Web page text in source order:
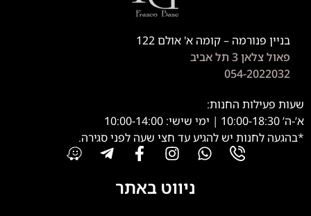
בניין פנורמה – קומה א' אולם 122
פאול צלאן 3 תל אביב
054-2022032
שעות פעילות החנות:
א’-ה’ 10:00-18:30 | ימי שישי: 10:00-14:00
*בהגעה לחנות יש להגיע עד חצי שעה לפני סגירה.
ניווט באתר